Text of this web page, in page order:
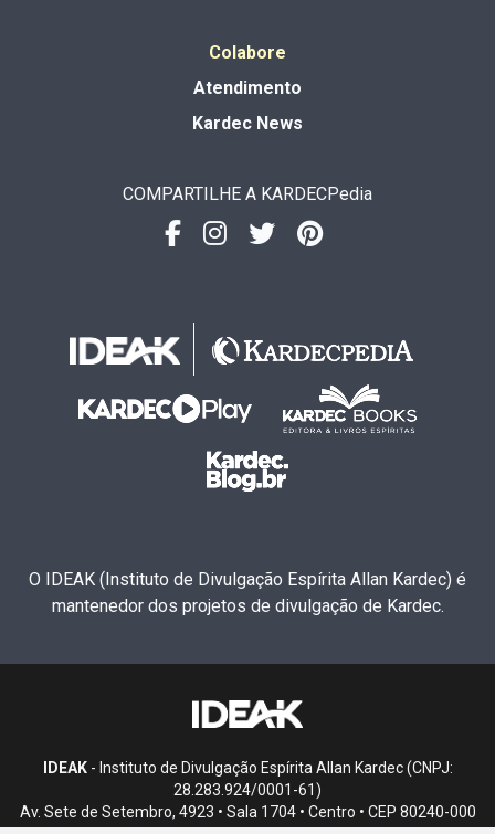
Colabore
Atendimento
Kardec News
COMPARTILHE A KARDECPedia
O IDEAK (Instituto de Divulgação Espírita Allan Kardec) é
mantenedor dos projetos de divulgação de Kardec.
IDEAK- Instituto de Divulgação Espírita Allan Kardec (CNPJ:
28.283.924/0001-61)
Av. Sete de Setembro, 4923 • Sala 1704 • Centro • CEP 80240-000